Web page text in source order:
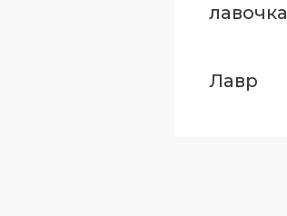
лавочка
Лавр